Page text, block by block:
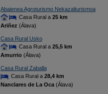
Abaienea Agroturismo Nekazalturismoa
Casa Rural a 25 km
Ariñez (Álava)
Casa Rural Usko
Casa Rural a 25,5 km
Amurrio(Álava)
Casa Rural Zaballa
Casa Rural a 28,4 km
Nanclares de La Oca(Álava)